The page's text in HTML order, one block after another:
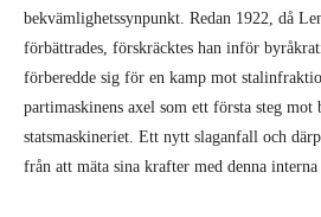
bekvämlighetssynpunkt. Redan 1922, då
förbättrades, förskräcktes han inför
förberedde sig för en kamp mot
partimaskinens axel som ett första steg mot
statsmaskineriet. Ett nytt slaganfall och
från att mäta sina krafter med denna